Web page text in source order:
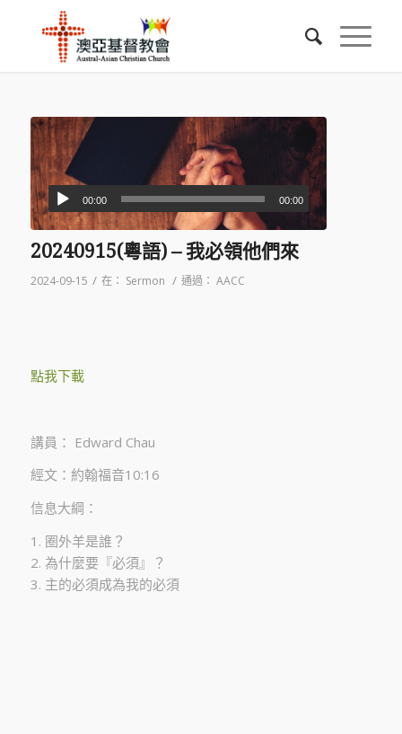
00:00 00:00
20240915(粵語) – 我必領他們來
2024-09-15 / 在： Sermon / 通過： AACC
點我下載
講員： Edward Chau
經文：約翰福音10:16
信息大綱：
1. 圈外羊是誰？
2. ⁠為什麼要『必須』？
3. ⁠主的必須成為我的必須